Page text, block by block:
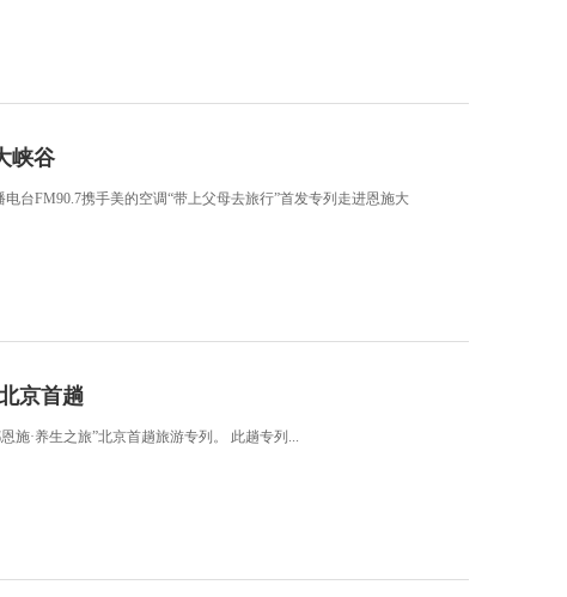
峡谷
台FM90.7携手美的空调“带上父母去旅行”首发专列走进恩施大
京首趟
·养生之旅”北京首趟旅游专列。 此趟专列...